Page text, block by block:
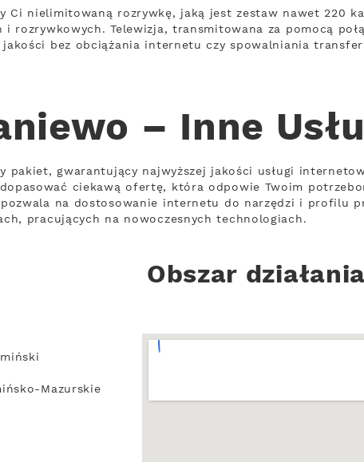
Ci nielimitowaną rozrywkę, jaką jest zestaw nawet 220
rozrywkowych. Telewizja, transmitowana za pomocą
jakości bez obciążania internetu czy spowalniania
– Inne
pakiet, gwarantujący najwyższej jakości usługi
ciekawą ofertę, która odpowie Twoim
na dostosowanie internetu do narzędzi i profilu
pracujących na nowoczesnych technologiach.
Obszar działania
Mazurskie